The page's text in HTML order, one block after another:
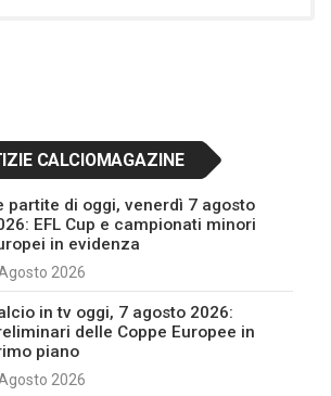
CALCIOMAGAZINE
partite di oggi, venerdì 7 agosto
EFL Cup e campionati minori
in evidenza
2026
in tv oggi, 7 agosto 2026:
delle Coppe Europee in
piano
2026